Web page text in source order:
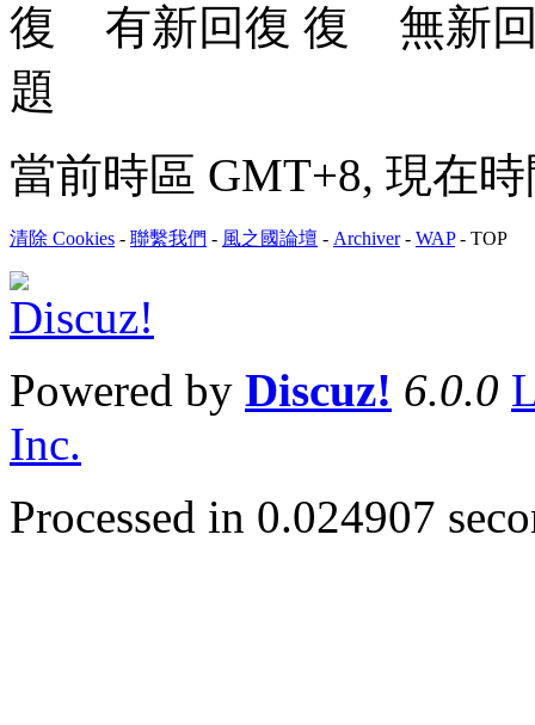
有新回復
無新
題
當前時區 GMT+8, 現在
清除 Cookies - 聯繫我們 - 風之國論壇 - Archiver- WAP- TOP
Powered by Discuz! 6.0.0
Inc.
Processed in 0.024907